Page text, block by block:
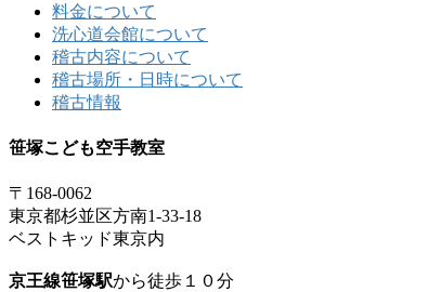
料金について
洗心道会館について
稽古内容について
稽古場所・日時について
稽古情報
笹塚こども空手教室
〒168-0062
東京都杉並区方南1-33-18
ベストキッド東京内
京王線笹塚駅から徒歩１０分